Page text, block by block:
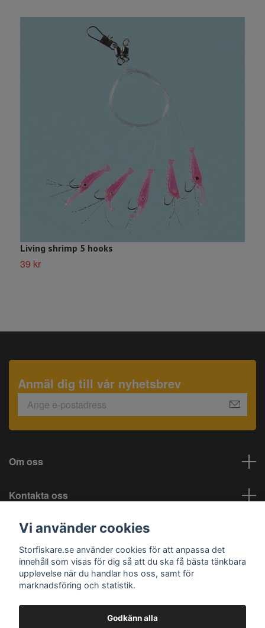
Living shrimp 5 hooks
39 kr
Anmäl dig till vår nyhetsbrev
Om oss
Kontakta oss
Information
Sociala medier
Vi använder cookies
Storfiskare.se använder cookies för att anpassa det
innehåll som visas för dig så att du ska få bästa tänkbara
upplevelse när du handlar hos oss, samt för
marknadsföring och statistik.
Godkänn alla